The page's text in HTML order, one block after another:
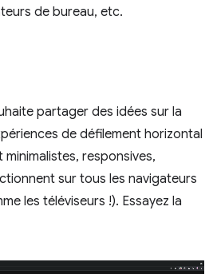
de bureau, etc.
partager des idées sur la
de défilement horizontal
responsives,
sur tous les navigateurs
les téléviseurs !). Essayez la